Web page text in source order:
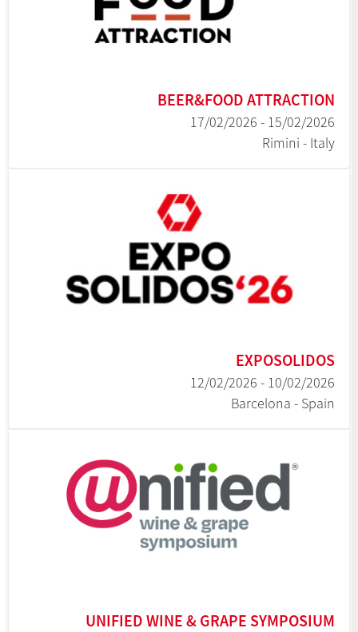
BEER&FOOD ATTRACTION
15/02/2026 - 17/02/2026
Rimini - Italy
EXPOSOLIDOS
10/02/2026 - 12/02/2026
Barcelona - Spain
UNIFIED WINE & GRAPE SYMPOSIUM